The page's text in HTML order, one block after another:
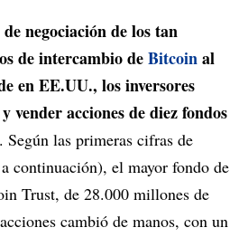
negociación de los tan
de intercambio deBitcoinal
en EE.UU., los inversores
vender acciones de diez fondos
. Según las primeras cifras de
continuación), el mayor fondo de
Trust, de 28.000 millones de
cambió de manos, con un